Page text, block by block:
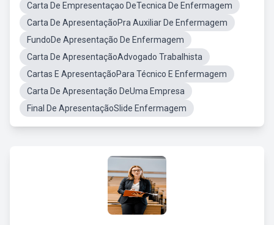
Carta De Empresentaçao DeTecnica De Enfermagem
Carta De ApresentaçãoPra Auxiliar De Enfermagem
FundoDe Apresentação De Enfermagem
Carta De ApresentaçãoAdvogado Trabalhista
Cartas E ApresentaçãoPara Técnico E Enfermagem
Carta De Apresentação DeUma Empresa
Final De ApresentaçãoSlide Enfermagem